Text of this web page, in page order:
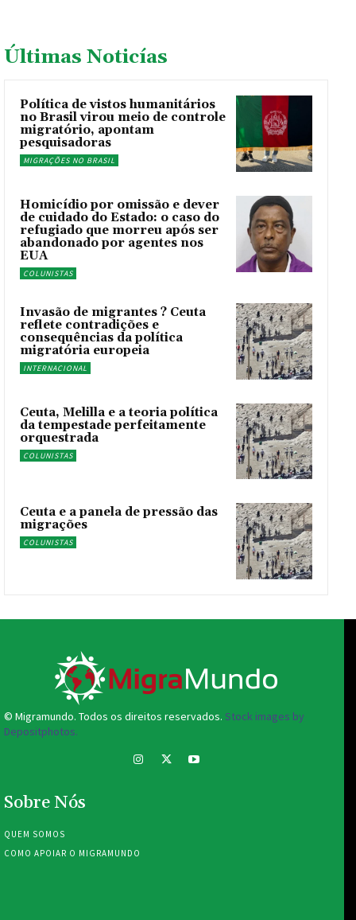
Últimas Noticías
Política de vistos humanitários
no Brasil virou meio de controle
migratório, apontam
pesquisadoras
MIGRAÇÕES NO BRASIL
Homicídio por omissão e dever
de cuidado do Estado: o caso do
refugiado que morreu após ser
abandonado por agentes nos
EUA
COLUNISTAS
Invasão de migrantes ? Ceuta
reflete contradições e
consequências da política
migratória europeia
INTERNACIONAL
Ceuta, Melilla e a teoria política
da tempestade perfeitamente
orquestrada
COLUNISTAS
Ceuta e a panela de pressão das
migrações
COLUNISTAS
© Migramundo. Todos os direitos reservados. Stock images by
Depositphotos.
Sobre Nós
QUEM SOMOS
COMO APOIAR O MIGRAMUNDO